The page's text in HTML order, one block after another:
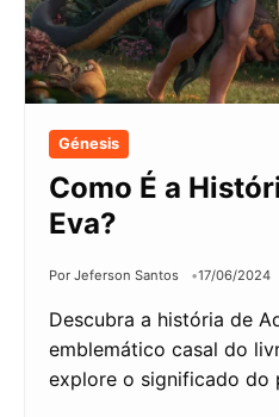
Génesis
Como É a
Eva?
Por Jeferson Santos 17/06/2024
Descubra a história de
emblemático casal do
explore o significado do